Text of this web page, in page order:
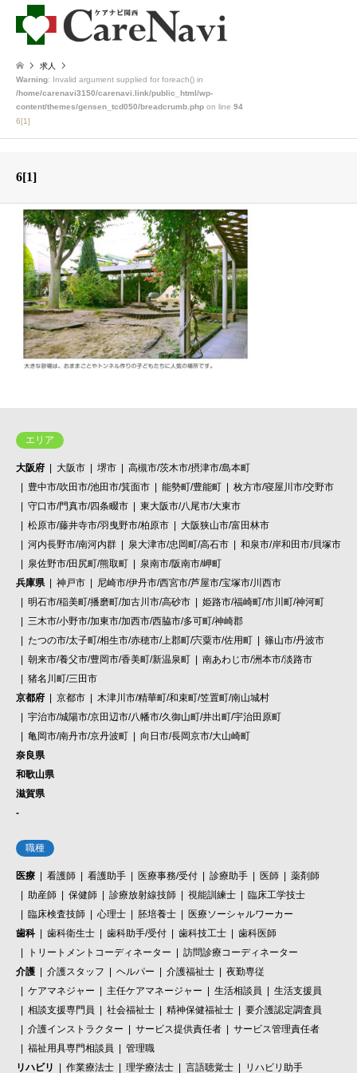
求人
Warning: Invalid argument supplied for foreach() in
/home/carenavi3150/carenavi.link/public_html/wp-
content/themes/gensen_tcd050/breadcrumb.php on line 94
6[1]
6[1]
エリア
大阪府 大阪市 堺市
高槻市/茨木市/摂津市/島本町
豊中市/吹田市/池田市/箕面市
能勢町/豊能町
枚方市/寝屋川市/交野市
守口市/門真市/四条畷市
東大阪市/八尾市/大東市
松原市/藤井寺市/羽曳野市/柏原市
大阪狭山市/富田林市
河内長野市/南河内群
泉大津市/忠岡町/高石市
和泉市/岸和田市/貝塚市
泉佐野市/田尻町/熊取町
泉南市/阪南市/岬町
兵庫県
神戸市
尼崎市/伊丹市/西宮市/芦屋市/宝塚市/川西市
明石市/稲美町/播磨町/加古川市/高砂市
姫路市/福崎町/市川町/神河町
三木市/小野市/加東市/加西市/西脇市/多可町/神崎郡
たつの市/太子町/相生市/赤穂市/上郡町/宍粟市/佐用町
篠山市/丹波市
朝来市/養父市/豊岡市/香美町/新温泉町
南あわじ市/洲本市/淡路市
猪名川町/三田市
京都府
京都市
木津川市/精華町/和束町/笠置町/南山城村
宇治市/城陽市/京田辺市/八幡市/久御山町/井出町/宇治田原町
亀岡市/南丹市/京丹波町
向日市/長岡京市/大山崎町
奈良県
和歌山県
滋賀県
-
職種
医療 看護師 看護助手 医療事務/受付 診療助手 医師
薬剤師
助産師
保健師 診療放射線技師 視能訓練士
臨床工学技士
臨床検査技師
心理士 胚培養士
医療ソーシャルワーカー
歯科
歯科衛生士 歯科助手/受付 歯科技工士
歯科医師
トリートメントコーディネーター
訪問診療コーディネーター
介護
介護スタッフ ヘルパー 介護福祉士
夜勤専従
ケアマネジャー
主任ケアマネージャー 生活相談員
生活支援員
相談支援専門員
社会福祉士 精神保健福祉士
要介護認定調査員
介護インストラクター
サービス提供責任者
サービス管理責任者
福祉用具専門相談員
管理職
リハビリ
作業療法士 理学療法士 言語聴覚士 リハビリ助手